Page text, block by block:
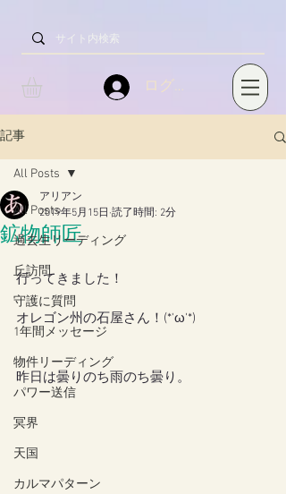
ログイン
記事
All Posts
過去生リーディング
丘訪問
守護に質問
1年間メッセージ
物件リーディング
パワー送信
冥界
天国
カルマパターン
All Posts
鉱物師匠
アリアン
2019年5月15日 読了時間: 2分
行ってきました！
オレゴン州の石屋さん！(*'ω'*)
昨日は曇りのち雨のち曇り。